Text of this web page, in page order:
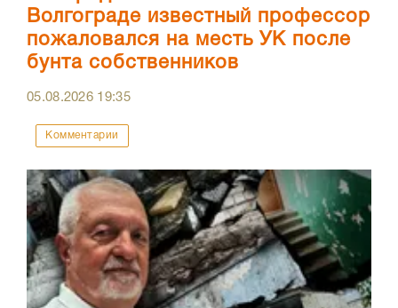
Волгограде известный профессор
пожаловался на месть УК после
бунта собственников
05.08.2026 19:35
Комментарии